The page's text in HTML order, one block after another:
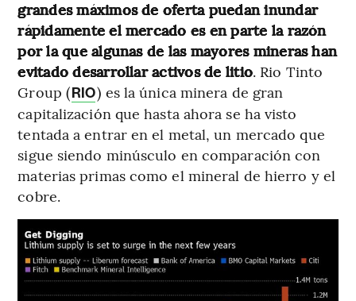
grandes máximos de oferta puedan inundar
rápidamente el mercado es en parte la razón
por la que algunas de las mayores mineras han
evitado desarrollar activos de litio. Rio Tinto
Group (RIO) es la única minera de gran
capitalización que hasta ahora se ha visto
tentada a entrar en el metal, un mercado que
sigue siendo minúsculo en comparación con
materias primas como el mineral de hierro y el
cobre.